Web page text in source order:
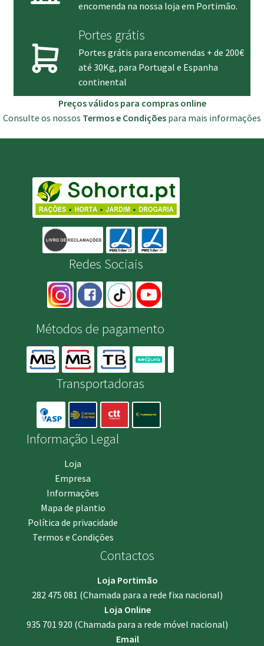
encomenda na nossa loja em Portimão.
Portes grátis
Portes grátis para encomendas + de 200€
até 30Kg, para Portugal e Espanha
continental
Preços válidos para compras online
Consulte os nossos Termos e Condições para mais informações
Redes Sociais
Métodos de pagamento
Transportadoras
Informação Legal
Loja
Empresa
Informações
Mapa de plantio
Política de privacidade
Termos e Condições
Contactos
Loja Portimão
282 475 081 (Chamada para a rede fixa nacional)
Loja Online
935 701 920 (Chamada para a rede móvel nacional)
Email